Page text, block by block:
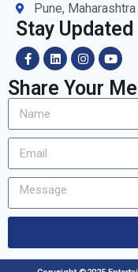
Pune, Maharashtra
Stay Updated
Share Your